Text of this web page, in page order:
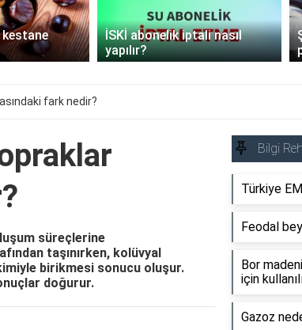
kestane
İSKİ abonelik iptali nasıl
yapılır?
fark nedir?
süreçlerine
taşınırken, kolüvyal
birikmesi sonucu oluşur.
doğurur.
Bilgi
Türkiye
Feodal
Bor
için
Gazoz